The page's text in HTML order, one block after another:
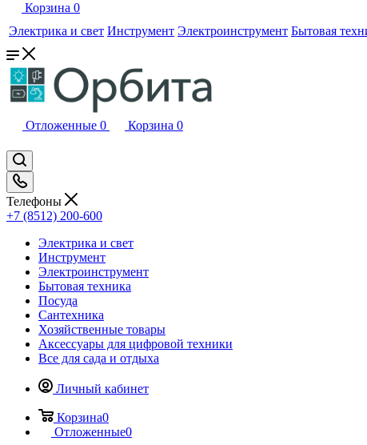
Корзина 0
Электрика и свет Инструмент Электроинструмент Бытовая
Отложенные 0 Корзина 0
Телефоны
+7 (8512) 200-600
Электрика и свет
Инструмент
Электроинструмент
Бытовая техника
Посуда
Сантехника
Хозяйственные товары
Аксессуары для цифровой техники
Все для сада и отдыха
Личный кабинет
Корзина0
Отложенные0